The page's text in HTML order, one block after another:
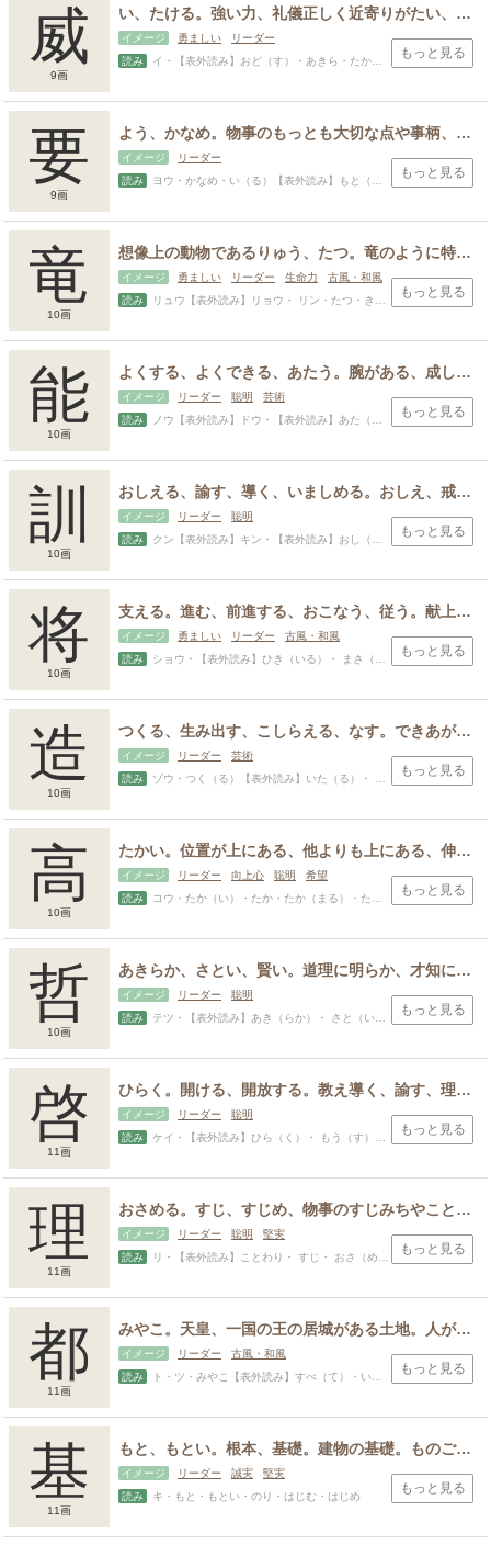
威
9画
い、たける。強い力、礼儀正しく近寄りがたい、人をおそれ従わせる力。
イメージ 勇ましい
リーダー
読み
イ・【表外読み】おど（す）・あきら・たか・たけ・たけし・たける・つよ・つよし・とし・なり・のり
もっと見る
要
9画
よう、かなめ。物事のもっとも大切な点や事柄、人物、要点。扇の骨を留める釘または留める場所、要黐の略
イメージ
リーダー
読み
ヨウ・かなめ・い（る）【表外読み】もと（める）・しの・とし・め・もとむ・やす
もっと見る
スポンサードリンク
竜
10画
想像上の動物であるりゅう、たつ。竜のように特別に優れているもの。天子や英雄の事物につける語。優れた人物、物の例え。天下を治めるもの。
イメージ 勇ましい リーダー 生命力
古風・和風
読み
リュウ【表外読み】リョウ・ リン・たつ・きみ・しげみ・しげる・たか・たかし・とお・とおる・めぐむ・かみ
もっと見る
能
10画
よくする、よくできる、あたう。腕がある、成し遂げる力がある。上手にできる。働き、ちから。優れた才能、優れた才能を持つ人。性質、特徴。効き目、効果、作用。耐える、耐え忍ぶ、我慢する。
イメージ リーダー 聡明
芸術
読み
ノウ【表外読み】ドウ・【表外読み】あた（う）・ よ（く）・ よ（くする）・ はたら（き）・たか・ちから・とう・の・のり・ひさ・みち・むね・やす・よし
もっと見る
訓
10画
おしえる、諭す、導く、いましめる。おしえ、戒め。解く、解釈する、解釈。したがう。
イメージ リーダー
聡明
読み
クン【表外読み】キン・【表外読み】おし（える）・ よ（む）・くに・さとし・さとす・さとる・しる・とき・のり・みち
もっと見る
将
10画
支える。進む、前進する、おこなう、従う。献上する、たてまつる、申し上げる。軍人の階級のひとつ。
イメージ 勇ましい リーダー
古風・和風
読み
ショウ・【表外読み】ひき（いる）・ まさ（に…す）・ はた・すけ・すすむ・たすく・ただし・たもつ・のぶ・ひとし・まさ・もち・ゆき
もっと見る
造
10画
つくる、生み出す、こしらえる、なす。できあがる。行う、営む。はじめ、始める、始めて、最初。にわか、慌ただしい。行く、至る、極める、到達する。
イメージ リーダー
芸術
読み
ゾウ・つく（る）【表外読み】いた（る）・ な（る）・ はじ（める）・ みやつこ・いたる・なり・はじめ
もっと見る
高
10画
たかい。位置が上にある、他よりも上にある、伸び具合が大きい。優れている、地位や身分が高い。名高い、広く知られている、有名。けだかい、優れている。尊ぶ、敬う。おごる、偉そうな態度をとる。
イメージ リーダー 向上心 聡明
希望
読み
コウ・たか（い）・たか・たか（まる）・たか（める）・あき・あきら・うえ・すけ・たかし・たけ・ほど・かぎり
もっと見る
哲
10画
あきらか、さとい、賢い。道理に明らか、才知に優れた、才能、見識に優れた。知恵がある、利口、賢明。
イメージ リーダー
聡明
読み
テツ・【表外読み】あき（らか）・ さと（い）・あき・あきら・さと・さとし・さとる・のり・よし
もっと見る
啓
11画
ひらく。開ける、開放する。教え導く、諭す、理解させる。物事を始める、物事を起こす。 さきばらう、先に立って導く、先に立って人を払う。軍の先鋒。申す、申し上げる。出発する、身分の高い人の外出。
イメージ リーダー
聡明
読み
ケイ・【表外読み】ひら（く）・ もう（す）・あき・あきら・さとし・たか・のぶ・のり・はじめ・はる・ひ・ひら・ひらき・ひろ・ひろし・ひろむ・ゆき・よし
もっと見る
理
11画
おさめる。すじ、すじめ、物事のすじみちやことわり。磨く、整える。道義。分かる、悟る。きめ（肌理）、模様。きちんと整える、筋道を立てる。
イメージ リーダー 聡明
堅実
読み
リ・【表外読み】ことわり・ すじ・ おさ（める）・あや・おさ・おさむ・さだむ・さと・さとる・すけ・ただ・ただし・ただす・たか・とし・のり・まさ・まろ・みち・よし
もっと見る
都
11画
みやこ。天皇、一国の王の居城がある土地。人が集まる町、大きな町。都を定めること。雅やか、上品で美しいこと。 集まる、集める。統率する、取りまとめる、統べること。すべて、ことごとく。
イメージ リーダー
古風・和風
読み
ト・ツ・みやこ【表外読み】すべ（て）・いち・くに・さと・ひろ・よし
もっと見る
基
11画
もと、もとい。根本、基礎。建物の基礎。ものごとの土台、基礎となるもの。よりどころ、根拠。根拠となる。もとづく。
イメージ リーダー 誠実
堅実
読み
キ・もと・もとい・のり・はじむ・はじめ
もっと見る